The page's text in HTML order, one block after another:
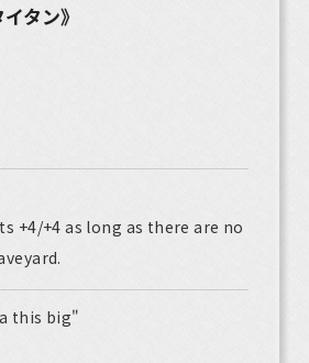
タン》
+4/+4 as long as there are no
this big"